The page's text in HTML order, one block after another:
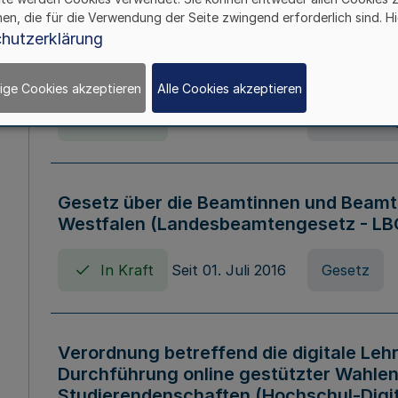
Verordnung über die
Nordrhein-Westfalen
Gesetz über die Beamtinnen und
Westfalen (Landesbeamtengesetz -
In Kraft Seit 01. Juli 2016 Gesetz
Verordnung betreffend die digitale
Durchführung online gestützter
die für die Verwendung der Seite zwingend erforderlich sind.
Cookies akzeptieren Alle Cookies akzeptieren